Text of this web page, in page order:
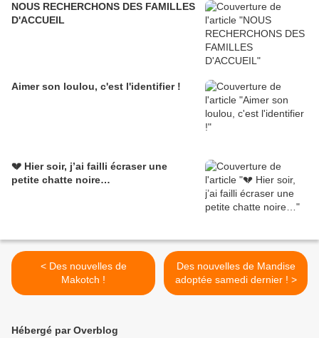
NOUS RECHERCHONS DES FAMILLES
D'ACCUEIL
Aimer son loulou, c'est l'identifier !
💔 Hier soir, j’ai failli écraser une
petite chatte noire…
< Des nouvelles de
Makotch !
Des nouvelles de Mandise
adoptée samedi dernier ! >
Hébergé par Overblog